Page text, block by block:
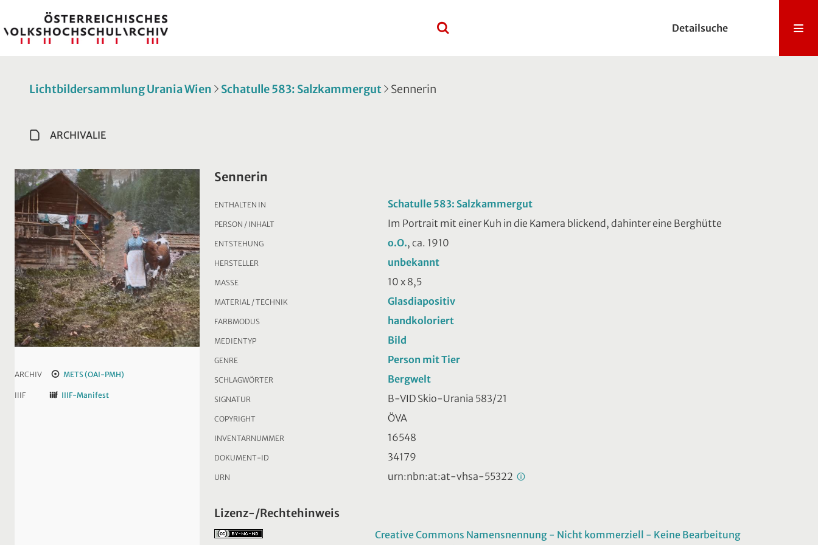
Detailsuche
Lichtbildersammlung Urania Wien Schatulle 583: Salzkammergut Sennerin
ARCHIVALIE
ARCHIV METS (OAI-PMH)
IIIF IIIF-Manifest
Sennerin
ENTHALTEN IN Schatulle 583: Salzkammergut
PERSON / INHALT Im Portrait mit einer Kuh in die Kamera blickend, dahinter eine Berghütte
ENTSTEHUNG o.O., ca. 1910
HERSTELLER unbekannt
MASSE 10 x 8,5
MATERIAL / TECHNIK Glasdiapositiv
FARBMODUS handkoloriert
MEDIENTYP Bild
GENRE Person mit Tier
SCHLAGWÖRTER Bergwelt
SIGNATUR B-VID Skio-Urania 583/21
COPYRIGHT ÖVA
INVENTARNUMMER 16548
DOKUMENT-ID 34179
URN urn:nbn:at:at-vhsa-55322
Lizenz-/Rechtehinweis
Creative Commons Namensnennung - Nicht kommerziell - Keine Bearbeitung